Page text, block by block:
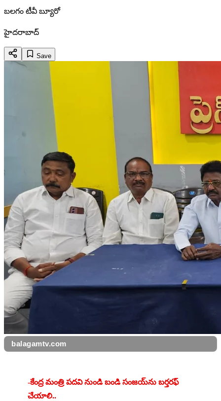
బలగం టీవీ బ్యూరో
హైదరాబాద్
Save
balagamtv.com
-కేంద్ర మంత్రి పదవి నుండి బండి సంజయ్‌ను బర్తరఫ్
చేయాలి..